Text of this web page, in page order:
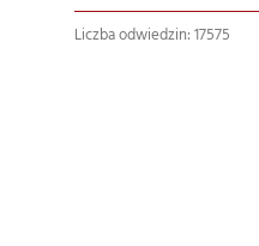
Liczba odwiedzin: 17575